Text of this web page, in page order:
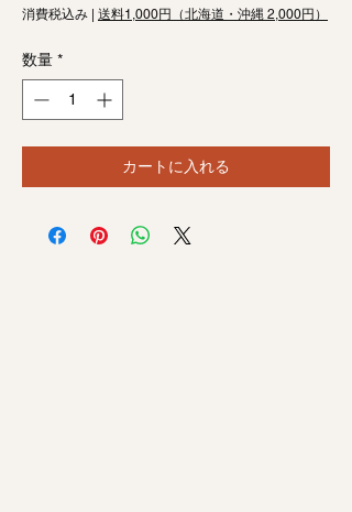
格
消費税込み 送料1,000円（北海道・沖縄 2,000円）
数量 *
カートに入れる